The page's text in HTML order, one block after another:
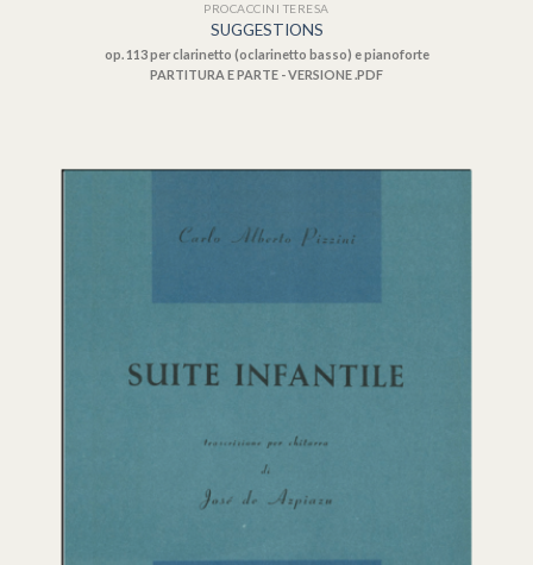
PROCACCINI TERESA
SUGGESTIONS
op. 113 per clarinetto (oclarinetto basso) e pianoforte
PARTITURA E PARTE - VERSIONE .PDF